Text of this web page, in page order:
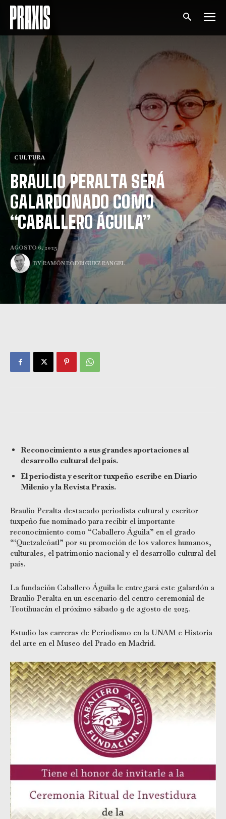
CULTURA
BRAULIO PERALTA SERÁ
GALARDONADO COMO
“CABALLERO ÁGUILA”
AGOSTO 6, 2025
BY RAMÓN RODRÍGUEZ RANGEL
Reconocimiento a sus grandes aportaciones al
desarrollo cultural del país.
El periodista y escritor tuxpeño escribe en Diario
Milenio y la Revista Praxis.
Braulio Peralta destacado periodista cultural y escritor
tuxpeño fue nominado para recibir el importante
reconocimiento como “Caballero Águila” en el grado
“‘Quetzalcóatl” por su promoción de los valores humanos,
culturales, el patrimonio nacional y el desarrollo cultural del
país.
La fundación Caballero Águila le entregará este galardón a
Braulio Peralta en un escenario del centro ceremonial de
Teotihuacán el próximo sábado 9 de agosto de 2025.
Estudio las carreras de Periodismo en la UNAM e Historia
del arte en el Museo del Prado en Madrid.